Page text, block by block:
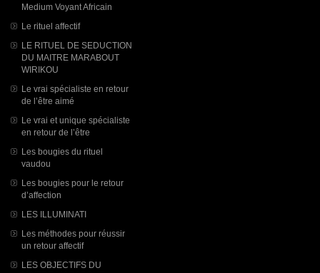
Medium Voyant Africain
Le rituel affectif
LE RITUEL DE SEDUCTION
DU MAITRE MARABOUT
WIRIKOU
Le vrai spécialiste en retour
de l’être aimé
Le vrai et unique spécialiste
en retour de l’être
Les bougies du rituel
vaudou
Les bougies pour le retour
d’affection
LES ILLUMINATI
Les méthodes pour réussir
un retour affectif
LES OBJECTIFS DU